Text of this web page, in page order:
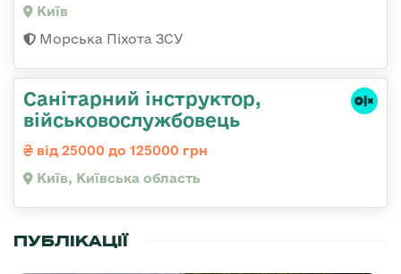
Київ
Морська Піхота ЗСУ
Санітарний інструктор,
військовослужбовець
від 25000 до 125000 грн
Київ, Київська область
ПУБЛІКАЦІЇ